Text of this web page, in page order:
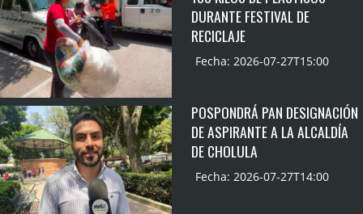
DURANTE FESTIVAL DE
RECICLAJE
Fecha: 2026-07-27T15:00
POSPONDRÁ PAN DESIGNACIÓN
DE ASPIRANTE A LA ALCALDÍA
DE CHOLULA
Fecha: 2026-07-27T14:00